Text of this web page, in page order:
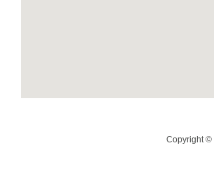
Copyright ©